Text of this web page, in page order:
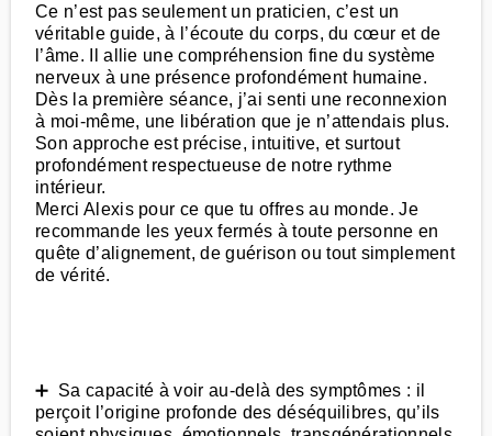
Ce n’est pas seulement un praticien, c’est un
véritable guide, à l’écoute du corps, du cœur et de
l’âme. Il allie une compréhension fine du système
nerveux à une présence profondément humaine.
Dès la première séance, j’ai senti une reconnexion
à moi-même, une libération que je n’attendais plus.
Son approche est précise, intuitive, et surtout
profondément respectueuse de notre rythme
intérieur.
Merci Alexis pour ce que tu offres au monde. Je
recommande les yeux fermés à toute personne en
quête d’alignement, de guérison ou tout simplement
de vérité.
➕ Sa capacité à voir au-delà des symptômes : il
perçoit l’origine profonde des déséquilibres, qu’ils